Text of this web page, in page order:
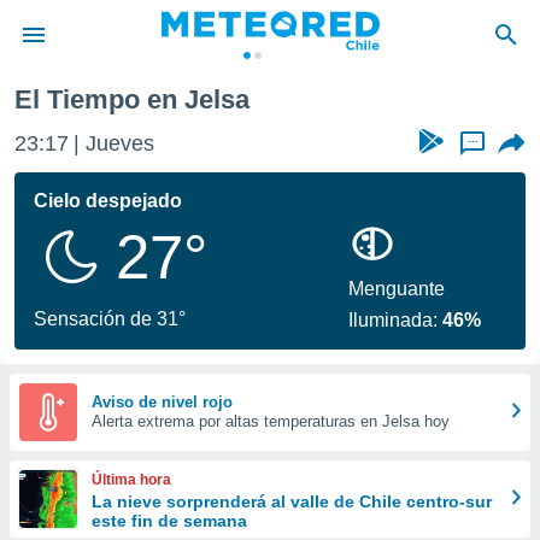
de
por
se
calidad.
a este
las
y
forma
digital
basada
El Tiempo en Jelsa
23:17 Jueves ...
Cielo despejado
27°
Sensación de 31°
Menguante
Iluminada:46%
Aviso de nivel rojo
Alerta extrema por altas temperaturas en Jelsa hoy
Última hora
La nieve sorprenderá al valle de Chile centro-sur
este fin de semana